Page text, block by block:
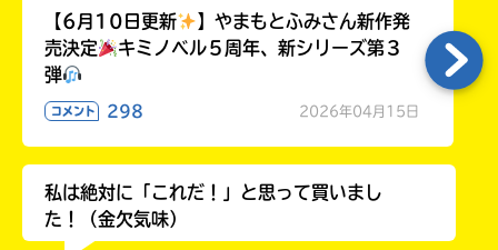
【6月10日更新
】やまもとふみさん新作発
売決定
キミノベル５周年、新シリーズ第３
弾
コメント 298 2026年04月15日
私は絶対に「これだ！」と思って買いまし
た！（金欠気味）